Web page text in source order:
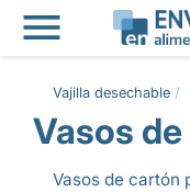

Vajilla desechable
Vasos
Vasos de cartón